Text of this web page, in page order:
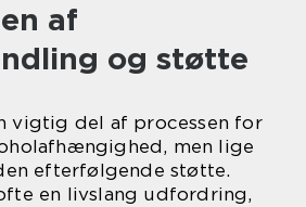
af
og støtte
vigtig del af processen for
men lige
efterfølgende støtte.
en livslang udfordring,